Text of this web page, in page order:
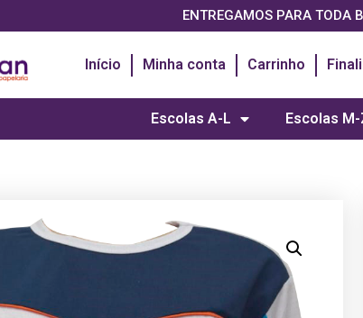
ENTREGAMOS PARA TODA
Início Minha conta Carrinho
Escolas A-L Escolas M-